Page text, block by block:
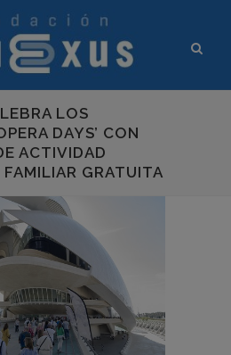
LOS
DAYS’ CON
ACTIVIDAD
GRATUITA